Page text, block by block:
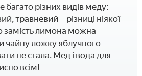
різних видів меду:
травневий – різниці ніякої
замість лимона можна
чайну ложку яблучного
не стала. Мед і вода для
всім!